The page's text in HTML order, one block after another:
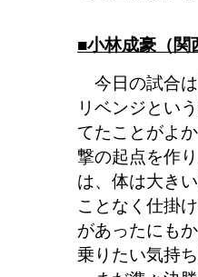
■小林成豪（関
今日の試合は
リベンジとい
てたことがよ
撃の起点を作
は、体は大き
ことなく仕掛
があったにも
乗りたい気持